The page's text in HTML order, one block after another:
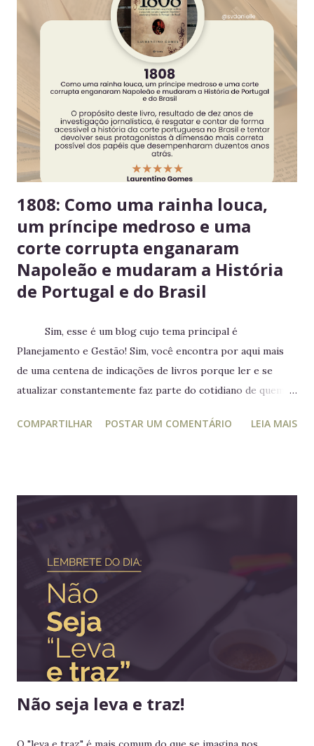
convivência e evita conflitos desnecessários. 2. Organize
seus alimentos em um único espaço Facilita o controle da
validade e mantém a geladeira práticas para todos. 3.
Consuma apenas o que é seu Evita mal-entendidos e
reforça a confiança entre colegas. 4. Derramou algo? Limpe
na hora Higiene imediata garante um ambiente limpo e
agradável para o próximo usuário. 5. Não deixe alimentos
estragarem Escolha um dia fixo da semana para revisar
seus itens e evitar desperdício. 6....
1808: Como uma rainha louca,
um príncipe medroso e uma
corte corrupta enganaram
Napoleão e mudaram a História
de Portugal e do Brasil
Sim, esse é um blog cujo tema principal é
Planejamento e Gestão! Sim, você encontra por aqui mais
de uma centena de indicações de livros porque ler e se
atualizar constantemente faz parte do cotidiano de quem
planejamento e gestão a leitura e atualização frequente é
territórios alheios, mas nenhum deles tinha ido tão longe a
ponto de cruzar um oceano para viver e reinar do outro
lado do mundo. Embora os europeus dominassem colônias
imensas em diversos continentes, até aquele momento
nenhum rei havia colocado os pés em seus territórios
ultramarinos para uma simples...
COMPARTILHAR POSTAR UM COMENTÁRIO LEIA MAIS
Não seja leva e traz!